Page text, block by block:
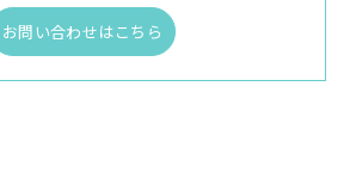
お問い合わせはこちら